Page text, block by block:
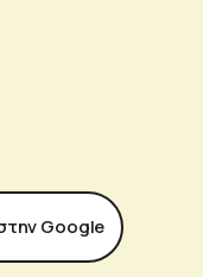
Google